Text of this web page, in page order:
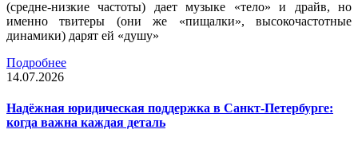
(средне-низкие частоты) дает музыке «тело» и драйв, но
именно твитеры (они же «пищалки», высокочастотные
динамики) дарят ей «душу»
Подробнее
14.07.2026
Надёжная юридическая поддержка в Санкт-Петербурге:
когда важна каждая деталь